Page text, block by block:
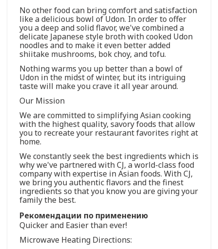
No other food can bring comfort and satisfaction
like a delicious bowl of Udon. In order to offer
you a deep and solid flavor, we've combined a
delicate Japanese style broth with cooked Udon
noodles and to make it even better added
shiitake mushrooms, bok choy, and tofu.
Nothing warms you up better than a bowl of
Udon in the midst of winter, but its intriguing
taste will make you crave it all year around.
Our Mission
We are committed to simplifying Asian cooking
with the highest quality, savory foods that allow
you to recreate your restaurant favorites right at
home.
We constantly seek the best ingredients which is
why we've partnered with CJ, a world-class food
company with expertise in Asian foods. With CJ,
we bring you authentic flavors and the finest
ingredients so that you know you are giving your
family the best.
Рекомендации по применению
Quicker and Easier than ever!
Microwave Heating Directions: